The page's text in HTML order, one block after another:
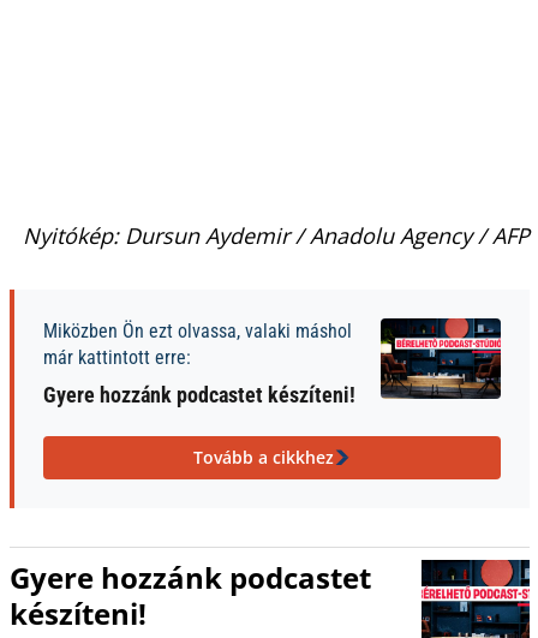
Nyitókép: Dursun Aydemir / Anadolu Agency / AFP
Miközben Ön ezt olvassa, valaki máshol
már kattintott erre:
Gyere hozzánk podcastet készíteni!
Tovább a cikkhez
Gyere hozzánk podcastet
készíteni!